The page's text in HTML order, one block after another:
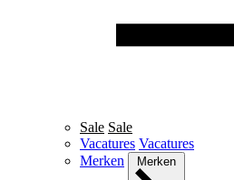
Sale Sale
Vacatures Vacatures
Merken
Merken